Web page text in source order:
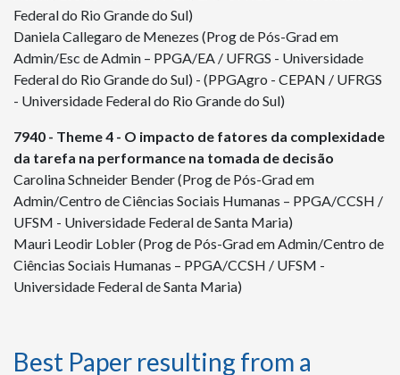
Federal do Rio Grande do Sul)
Daniela Callegaro de Menezes (Prog de Pós-Grad em
Admin/Esc de Admin – PPGA/EA / UFRGS - Universidade
Federal do Rio Grande do Sul) - (PPGAgro - CEPAN / UFRGS
- Universidade Federal do Rio Grande do Sul)
7940 - Theme 4 - O impacto de fatores da complexidade
da tarefa na performance na tomada de decisão
Carolina Schneider Bender (Prog de Pós-Grad em
Admin/Centro de Ciências Sociais Humanas – PPGA/CCSH /
UFSM - Universidade Federal de Santa Maria)
Mauri Leodir Lobler (Prog de Pós-Grad em Admin/Centro de
Ciências Sociais Humanas – PPGA/CCSH / UFSM -
Universidade Federal de Santa Maria)
Best Paper resulting from a